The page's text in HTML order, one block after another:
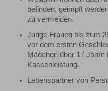
befinden, geimpft
zu vermeiden.
Junge Frauen bis zum
vor dem ersten
Mädchen über 17 Jahre
Kassenleistung.
Lebenspartner von